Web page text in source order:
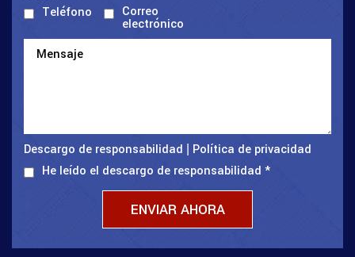
Teléfono Correo
electrónico
Descargo de responsabilidad
Política de privacidad
He leído el descargo de responsabilidad *